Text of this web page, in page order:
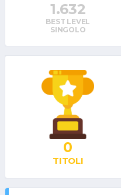
1.632
BEST LEVEL
SINGOLO
0
TITOLI